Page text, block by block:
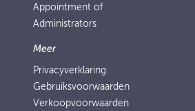
Appointment of
Administrators
Meer
Privacyverklaring
Gebruiksvoorwaarden
Verkoopvoorwaarden